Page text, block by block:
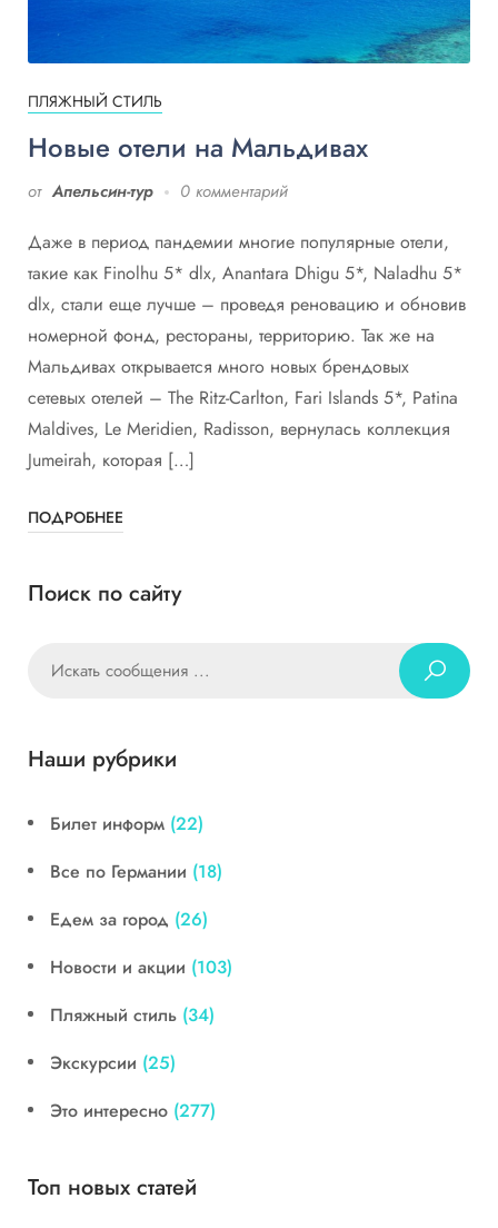
ПЛЯЖНЫЙ СТИЛЬ
Новые отели на Мальдивах
от Апельсин-тур 0 комментарий
Даже в период пандемии многие популярные отели,
такие как Finolhu 5* dlx, Anantara Dhigu 5*, Naladhu 5*
dlx, стали еще лучше – проведя реновацию и обновив
номерной фонд, рестораны, территорию. Так же на
Мальдивах открывается много новых брендовых
сетевых отелей – The Ritz-Carlton, Fari Islands 5*, Patina
Maldives, Le Meridien, Radisson, вернулась коллекция
Jumeirah, которая […]
ПОДРОБНЕЕ
Поиск по сайту
Наши рубрики
Билет информ (22)
Все по Германии (18)
Едем за город (26)
Новости и акции (103)
Пляжный стиль (34)
Экскурсии (25)
Это интересно (277)
Топ новых статей